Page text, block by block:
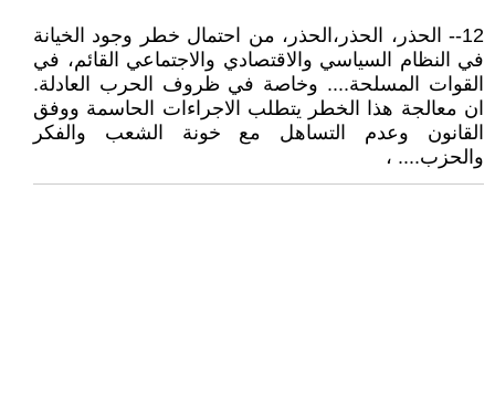
12-- الحذر، الحذر،الحذر، من احتمال خطر وجود الخيانة
في النظام السياسي والاقتصادي والاجتماعي القائم، في
القوات المسلحة.... وخاصة في ظروف الحرب العادلة.
ان معالجة هذا الخطر يتطلب الاجراءات الحاسمة ووفق
القانون وعدم التساهل مع خونة الشعب والفكر
والحزب.... ،